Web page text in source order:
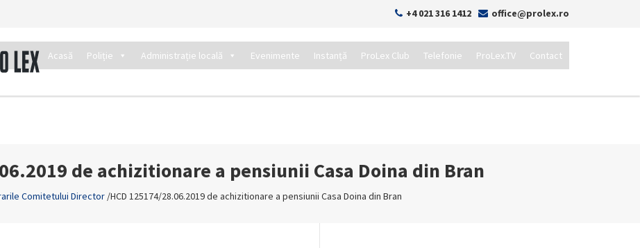
+4 021 316 1412 office@prolex.ro
Acasă Poliție Administrație locală Evenimente Instanță ProLex Club Telefonie ProLex.TV Contact
de achizitionare a pensiunii Casa Doina din Bran
Comitetului Director/HCD 125174/28.06.2019 de achizitionare a pensiunii Casa Doina din Bran